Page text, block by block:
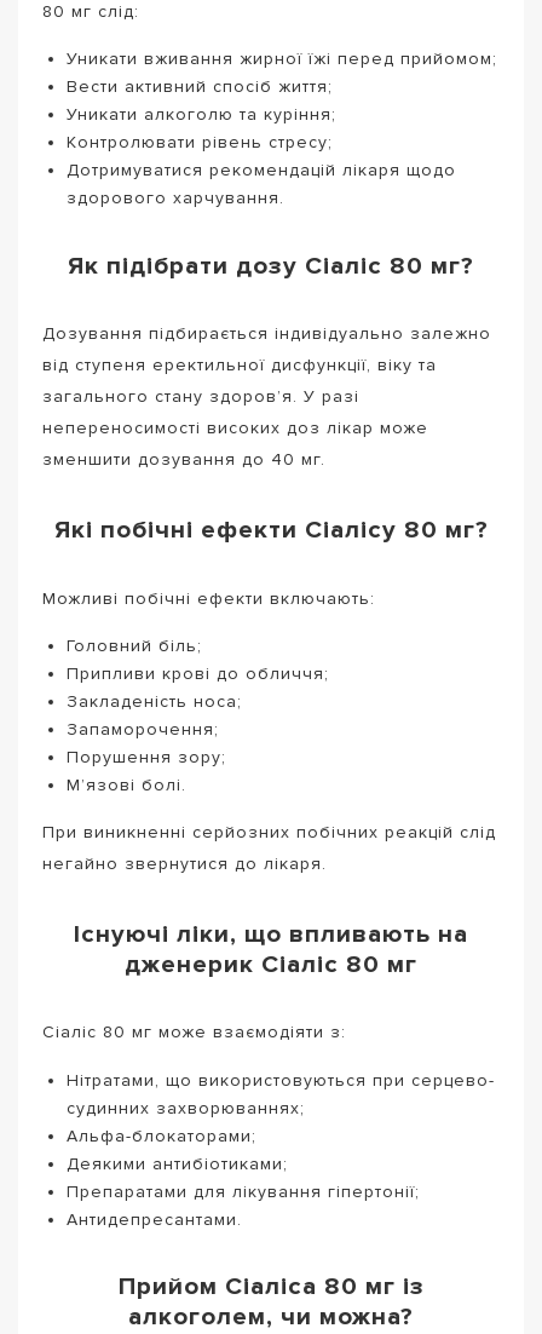
80 мг слід:
Уникати вживання жирної їжі перед прийомом;
Вести активний спосіб життя;
Уникати алкоголю та куріння;
Контролювати рівень стресу;
Дотримуватися рекомендацій лікаря щодо
здорового харчування.
Як підібрати дозу Сіаліс 80 мг?
Дозування підбирається індивідуально залежно
від ступеня еректильної дисфункції, віку та
загального стану здоров’я. У разі
непереносимості високих доз лікар може
зменшити дозування до 40 мг.
Які побічні ефекти Сіалісу 80 мг?
Можливі побічні ефекти включають:
Головний біль;
Припливи крові до обличчя;
Закладеність носа;
Запаморочення;
Порушення зору;
М’язові болі.
При виникненні серйозних побічних реакцій слід
негайно звернутися до лікаря.
Існуючі ліки, що впливають на
дженерик Сіаліс 80 мг
Сіаліс 80 мг може взаємодіяти з:
Нітратами, що використовуються при серцево-
судинних захворюваннях;
Альфа-блокаторами;
Деякими антибіотиками;
Препаратами для лікування гіпертонії;
Антидепресантами.
Прийом Сіаліса 80 мг із
алкоголем, чи можна?